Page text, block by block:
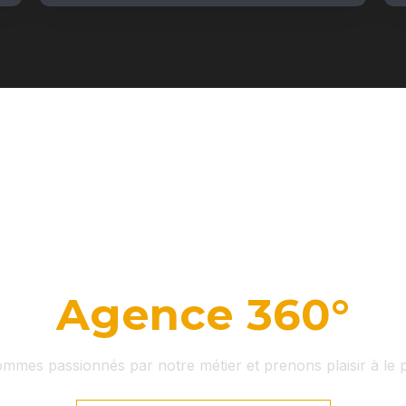
Agence 360°
passionnés par notre métier et prenons plaisir à le